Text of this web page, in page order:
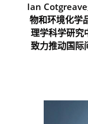
Ian Cotgreave
物和环境化学
理学科学研究
致力推动国际